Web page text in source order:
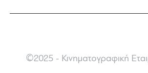
©2025 - Κινηματογραφική